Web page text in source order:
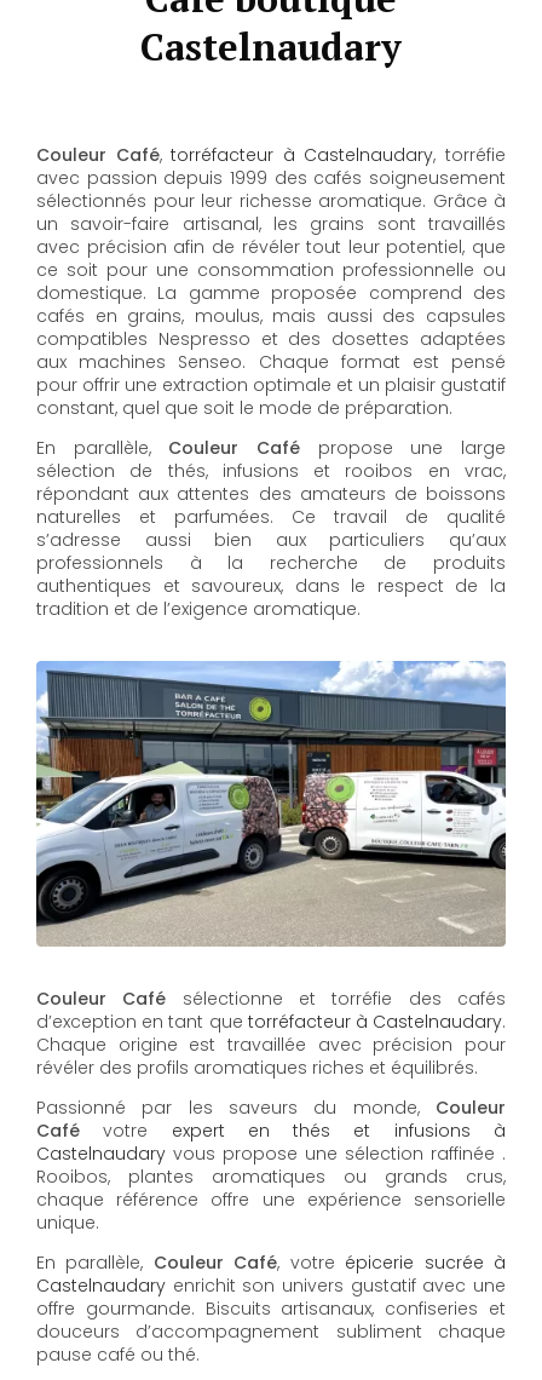
Castelnaudary
Couleur Café,torréfacteur à Castelnaudary, torréfie
avec passion depuis 1999 des cafés soigneusement
sélectionnés pour leur richesse aromatique. Grâce à
un savoir-faire artisanal, les grains sont travaillés
avec précision afin de révéler tout leur potentiel, que
ce soit pour une consommation professionnelle ou
domestique. La gamme proposée comprend des
cafés en grains, moulus, mais aussi des capsules
compatibles Nespresso et des dosettes adaptées
aux machines Senseo. Chaque format est pensé
pour offrir une extraction optimale et un plaisir gustatif
constant, quel que soit le mode de préparation.
En parallèle, Couleur Café propose une large
sélection de thés, infusions et rooibos en vrac,
répondant aux attentes des amateurs de boissons
naturelles et parfumées. Ce travail de qualité
s’adresse aussi bien aux particuliers qu’aux
professionnels à la recherche de produits
authentiques et savoureux, dans le respect de la
tradition et de l’exigence aromatique.
Couleur Café sélectionne et torréfie des cafés
d’exception en tant que torréfacteur à Castelnaudary.
Chaque origine est travaillée avec précision pour
révéler des profils aromatiques riches et équilibrés.
Passionné par les saveurs du monde, Couleur
Café votre expert en thés et infusions à
Castelnaudary vous propose une sélection raffinée .
Rooibos, plantes aromatiques ou grands crus,
chaque référence offre une expérience sensorielle
unique.
En parallèle, Couleur Café, votre épicerie sucrée à
Castelnaudary enrichit son univers gustatif avec une
offre gourmande. Biscuits artisanaux, confiseries et
douceurs d’accompagnement subliment chaque
pause café ou thé.